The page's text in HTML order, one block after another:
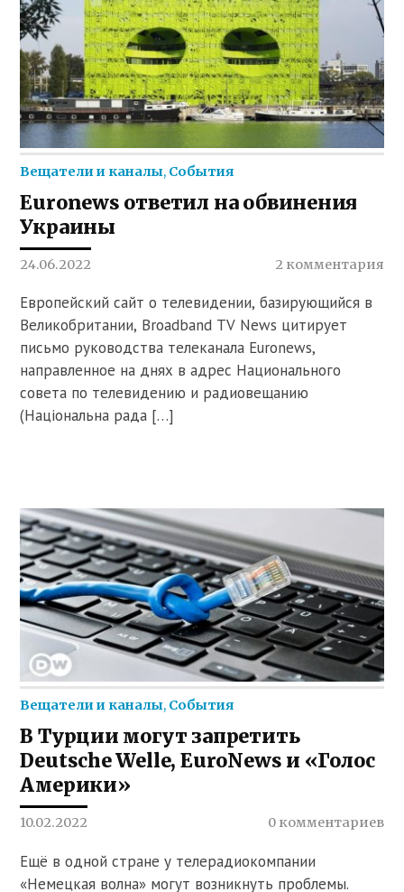
Вещатели и каналы, События
Euronews ответил на обвинения
Украины
24.06.2022 2 комментария
Европейский сайт о телевидении, базирующийся в
Великобритании, Broadband TV News цитирует
письмо руководства телеканала Euronews,
направленное на днях в адрес Национального
совета по телевидению и радиовещанию
(Національна рада […]
Вещатели и каналы, События
В Турции могут запретить
Deutsche Welle, EuroNews и «Голос
Америки»
10.02.2022 0 комментариев
Ещё в одной стране у телерадиокомпании
«Немецкая волна» могут возникнуть проблемы.